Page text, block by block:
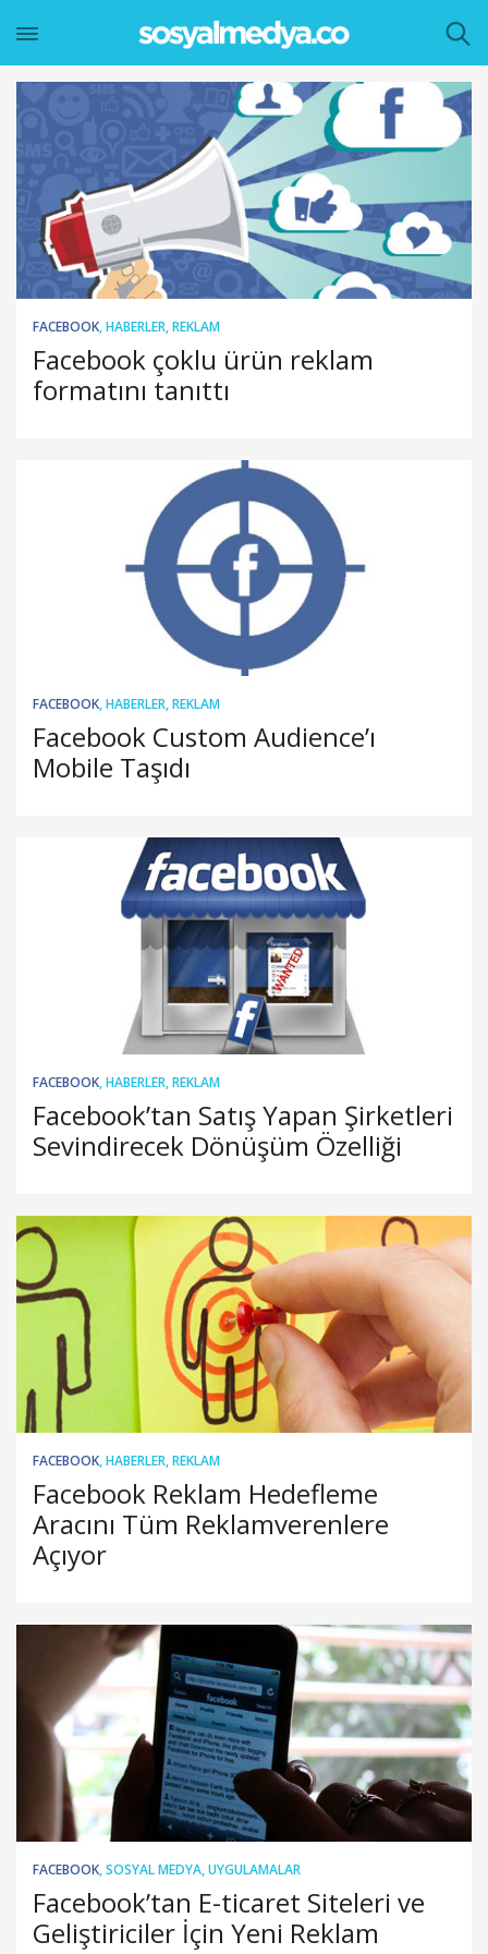
FACEBOOK,HABERLER,REKLAM
Facebook çoklu ürün reklam
formatını tanıttı
FACEBOOK,HABERLER,REKLAM
Facebook Custom Audience’ı
Mobile Taşıdı
FACEBOOK,HABERLER,REKLAM
Facebook’tan Satış Yapan Şirketleri
Sevindirecek Dönüşüm Özelliği
FACEBOOK,HABERLER,REKLAM
Facebook Reklam Hedefleme
Aracını Tüm Reklamverenlere
Açıyor
FACEBOOK,SOSYAL MEDYA,UYGULAMALAR
Facebook’tan E-ticaret Siteleri ve
Geliştiriciler İçin Yeni Reklam